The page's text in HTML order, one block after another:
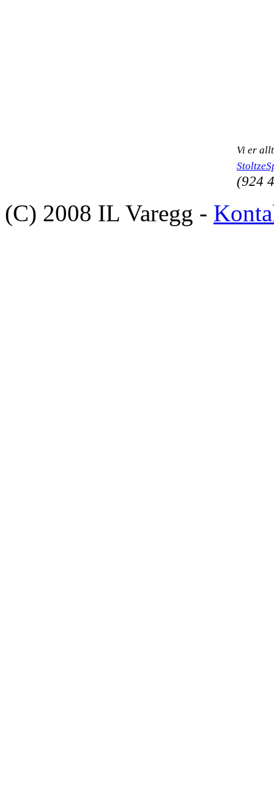
Vi er
(924
(C) 2008 IL Varegg -